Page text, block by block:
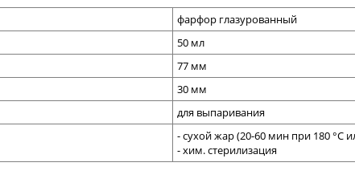
фарфор глазурованный
50 мл
77 мм
30 мм
для выпаривания
- сухой жар (20-60 мин при 180 °С
- хим. стерилизация